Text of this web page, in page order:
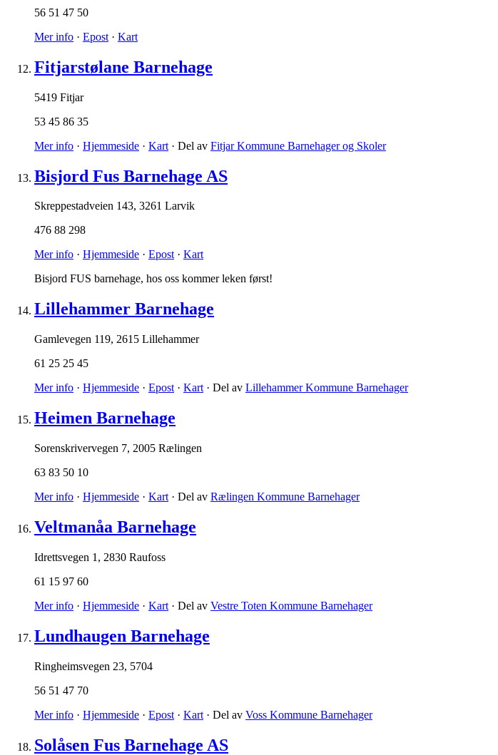
56 51 47 50
Mer info · Epost · Kart
Fitjarstølane Barnehage
5419 Fitjar
53 45 86 35
Mer info · Hjemmeside · Kart · Del av Fitjar Kommune Barnehager og Skoler
Bisjord Fus Barnehage AS
Skreppestadveien 143, 3261 Larvik
476 88 298
Mer info · Hjemmeside · Epost· Kart
Bisjord FUS barnehage, hos oss kommer leken først!
Lillehammer Barnehage
Gamlevegen 119, 2615 Lillehammer
61 25 25 45
Mer info · Hjemmeside · Epost · Kart · Del av Lillehammer Kommune Barnehager
Heimen Barnehage
Sorenskrivervegen 7, 2005 Rælingen
63 83 50 10
Mer info · Hjemmeside · Kart · Del av Rælingen Kommune Barnehager
Veltmanåa Barnehage
Idrettsvegen 1 , 2830 Raufoss
61 15 97 60
Mer info · Hjemmeside · Kart · Del av Vestre Toten Kommune Barnehager
Lundhaugen Barnehage
Ringheimsvegen 23, 5704
56 51 47 70
Mer info · Hjemmeside · Epost · Kart · Del av Voss Kommune Barnehager
Solåsen Fus Barnehage AS